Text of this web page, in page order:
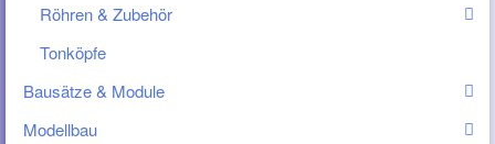
Röhren & Zubehör
Tonköpfe
Bausätze & Module
Modellbau